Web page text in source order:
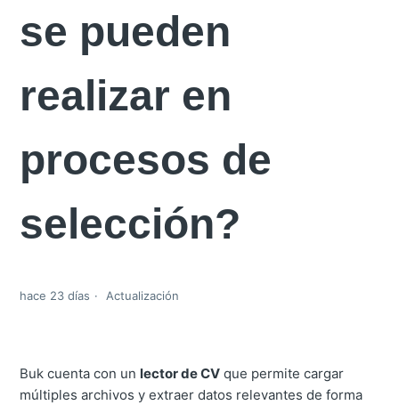
se pueden
realizar en
procesos de
selección?
hace 23 días Actualización
Buk cuenta con un lector de CV que permite cargar
múltiples archivos y extraer datos relevantes de forma